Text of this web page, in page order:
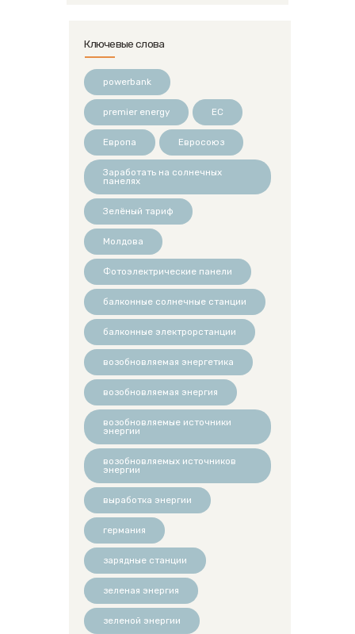
Ключевые слова
powerbank
premier energy ЕС
Европа Евросоюз
Заработать на солнечных
панелях
Зелёный тариф
Молдова
Фотоэлектрические панели
балконные солнечные станции
балконные электрорстанции
возобновляемая энергетика
возобновляемая энергия
возобновляемые источники
энергии
возобновляемых источников
энергии
выработка энергии
германия
зарядные станции
зеленая энергия
зеленой энергии